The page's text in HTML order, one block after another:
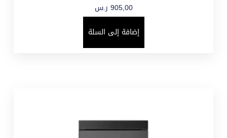
905,00 ر.س
إضافة إلى السلة